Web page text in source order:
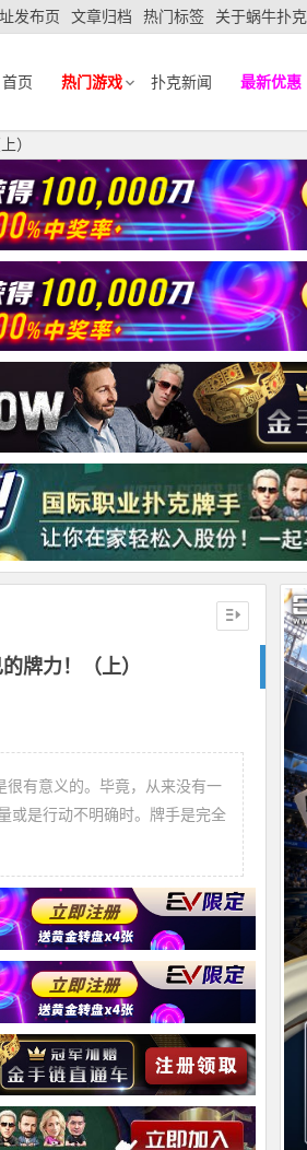
发布页 文章归档 热门标签 关于蜗牛扑克
首页 热门游戏 扑克新闻 最新优惠
）
牌力！（上）
很有意义的。毕竟，从来没有一
或是行动不明确时。牌手是完全